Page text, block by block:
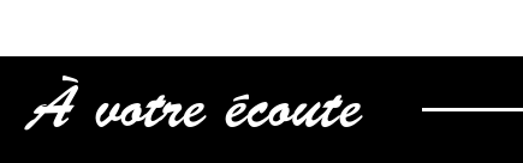
À votre écoute